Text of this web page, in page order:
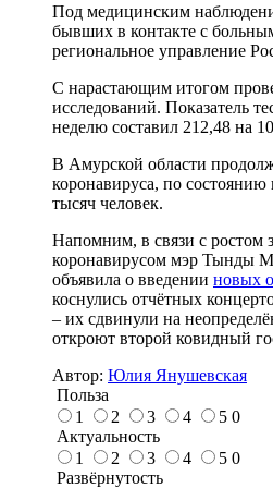
Под медицинским
бывших в контакте с
региональное управление
С нарастающим итогом
исследований. Показатель
неделю составил 212,48 на
В Амурской области
коронавируса, по
тысяч человек.
Напомним, в связи с ростом
коронавирусом мэр Тынды
объявила о введении новых
коснулись отчётных
– их сдвинули на
откроют второй ковидный
Автор: Юлия Янушевская
Польза
1
2 3 4 5 0
Актуальность
1
2 3 4 5 0
Развёрнутость